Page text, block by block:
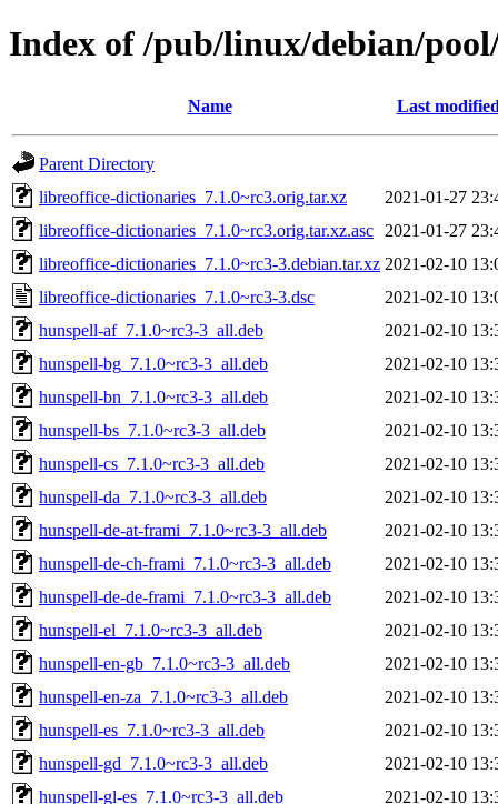
Index of /pub/linux/debian/
Name Last
Parent Directory
libreoffice-dictionaries_7.1.0~rc3.orig.tar.xz
2021-01-27
libreoffice-dictionaries_7.1.0~rc3.orig.tar.xz.asc
2021-01-27
libreoffice-dictionaries_7.1.0~rc3-3.debian.tar.xz 2021-02-10
libreoffice-dictionaries_7.1.0~rc3-3.dsc
2021-02-10
hunspell-af_7.1.0~rc3-3_all.deb
2021-02-10
hunspell-bg_7.1.0~rc3-3_all.deb
2021-02-10
hunspell-bn_7.1.0~rc3-3_all.deb
2021-02-10
hunspell-bs_7.1.0~rc3-3_all.deb
2021-02-10
hunspell-cs_7.1.0~rc3-3_all.deb
2021-02-10
hunspell-da_7.1.0~rc3-3_all.deb
2021-02-10
hunspell-de-at-frami_7.1.0~rc3-3_all.deb
2021-02-10
hunspell-de-ch-frami_7.1.0~rc3-3_all.deb
2021-02-10
hunspell-de-de-frami_7.1.0~rc3-3_all.deb
2021-02-10
hunspell-el_7.1.0~rc3-3_all.deb
2021-02-10
hunspell-en-gb_7.1.0~rc3-3_all.deb
2021-02-10
hunspell-en-za_7.1.0~rc3-3_all.deb
2021-02-10
hunspell-es_7.1.0~rc3-3_all.deb
2021-02-10
hunspell-gd_7.1.0~rc3-3_all.deb
2021-02-10
hunspell-gl-es_7.1.0~rc3-3_all.deb
2021-02-10